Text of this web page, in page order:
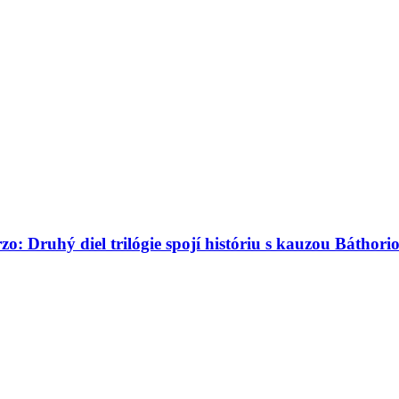
Druhý diel trilógie spojí históriu s kauzou